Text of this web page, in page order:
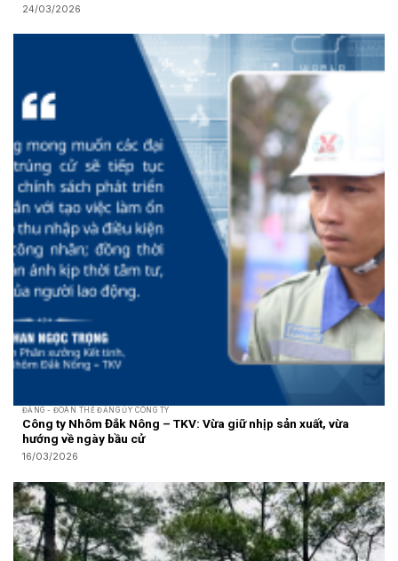
24/03/2026
ĐẢNG - ĐOÀN THỂ ĐẢNG ỦY CÔNG TY
Công ty Nhôm Đắk Nông – TKV: Vừa giữ nhịp sản xuất, vừa
hướng về ngày bầu cử
16/03/2026